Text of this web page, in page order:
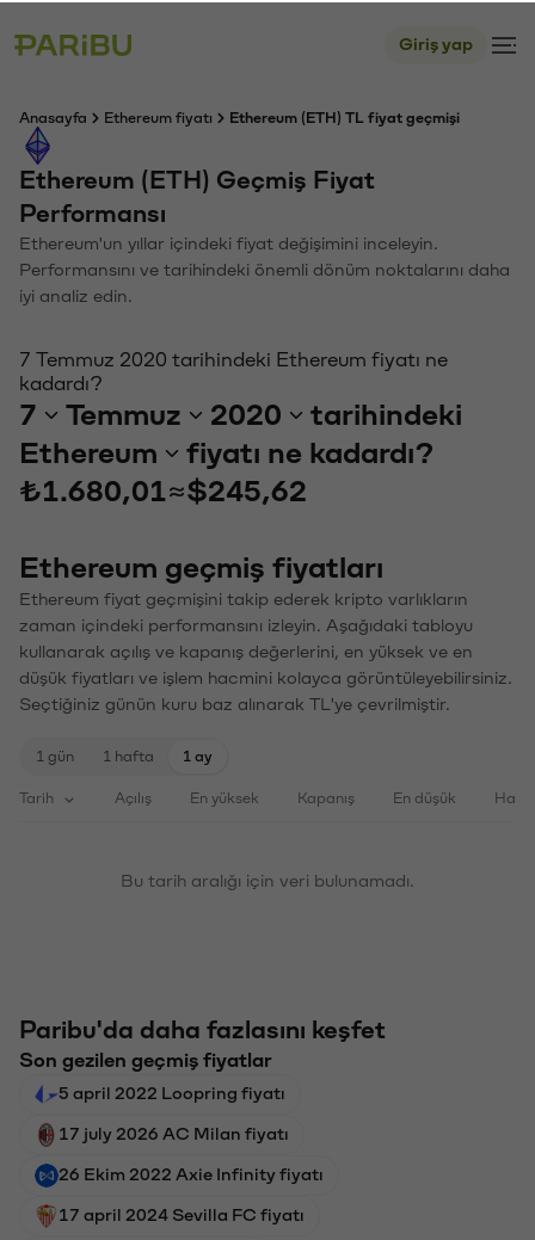
Giriş yap
Anasayfa Ethereum fiyatı Ethereum (ETH) TL fiyat geçmişi
Ethereum (ETH) Geçmiş Fiyat
Performansı
Ethereum'un yıllar içindeki fiyat değişimini inceleyin.
Performansını ve tarihindeki önemli dönüm noktalarını daha
iyi analiz edin.
7 Temmuz 2020 tarihindeki Ethereum fiyatı ne
kadardı?
7 Temmuz 2020
tarihindeki
Ethereum
fiyatı ne kadardı?
₺1.680,01 ≈$245,62
Ethereum geçmiş fiyatları
Ethereum fiyat geçmişini takip ederek kripto varlıkların
zaman içindeki performansını izleyin. Aşağıdaki tabloyu
kullanarak açılış ve kapanış değerlerini, en yüksek ve en
düşük fiyatları ve işlem hacmini kolayca görüntüleyebilirsiniz.
Seçtiğiniz günün kuru baz alınarak TL'ye çevrilmiştir.
1 gün 1 hafta 1 ay
Tarih Açılış En yüksek Kapanış En düşük
Bu tarih aralığı için veri bulunamadı.
Paribu'da daha fazlasını keşfet
Son gezilen geçmiş fiyatlar
5 april 2022 Loopring fiyatı
17 july 2026 AC Milan fiyatı
26 Ekim 2022 Axie Infinity fiyatı
17 april 2024 Sevilla FC fiyatı